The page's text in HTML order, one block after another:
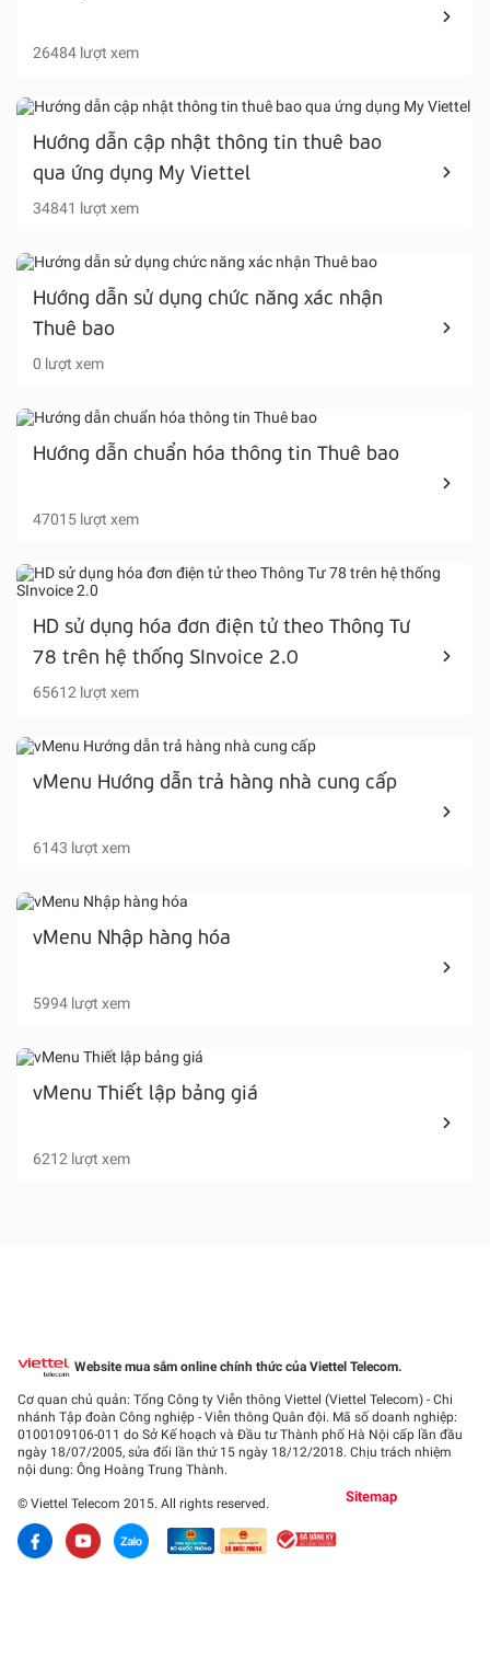
26484 lượt xem
Hướng dẫn cập nhật thông tin thuê bao
qua ứng dụng My Viettel
34841 lượt xem
Hướng dẫn sử dụng chức năng xác nhận
Thuê bao
0 lượt xem
Hướng dẫn chuẩn hóa thông tin Thuê bao
47015 lượt xem
HD sử dụng hóa đơn điện tử theo Thông Tư
78 trên hệ thống SInvoice 2.0
65612 lượt xem
vMenu Hướng dẫn trả hàng nhà cung cấp
6143 lượt xem
vMenu Nhập hàng hóa
5994 lượt xem
vMenu Thiết lập bảng giá
6212 lượt xem
Website mua sắm online chính thức của Viettel Telecom.
Cơ quan chủ quản: Tổng Công ty Viễn thông Viettel (Viettel Telecom) - Chi
nhánh Tập đoàn Công nghiệp - Viễn thông Quân đội. Mã số doanh nghiệp:
0100109106-011 do Sở Kế hoạch và Đầu tư Thành phố Hà Nội cấp lần đầu
ngày 18/07/2005, sửa đổi lần thứ 15 ngày 18/12/2018. Chịu trách nhiệm
nội dung: Ông Hoàng Trung Thành.
© Viettel Telecom 2015. All rights reserved. Sitemap